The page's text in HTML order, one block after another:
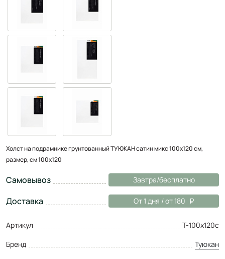
Холст на подрамнике грунтованный ТУЮКАН сатин микс 100х120 см,
размер, см 100x120
Самовывоз Завтра/бесплатно
Доставка От 1 дня / от 180
Артикул
Т-100х120с
Бренд
Туюкан